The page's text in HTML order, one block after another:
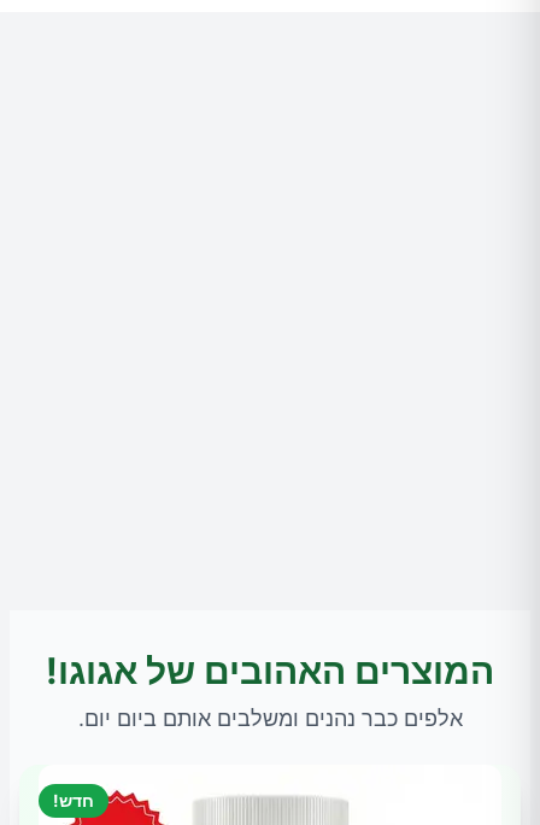
המוצרים האהובים של אגוגו!
אלפים כבר נהנים ומשלבים אותם ביום יום.
חדש!